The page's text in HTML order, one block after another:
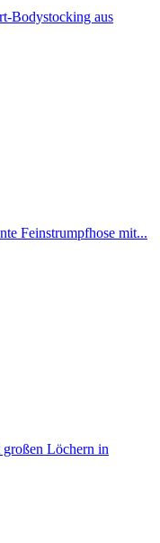
Bodystocking aus
Feinstrumpfhose mit...
Löchern in